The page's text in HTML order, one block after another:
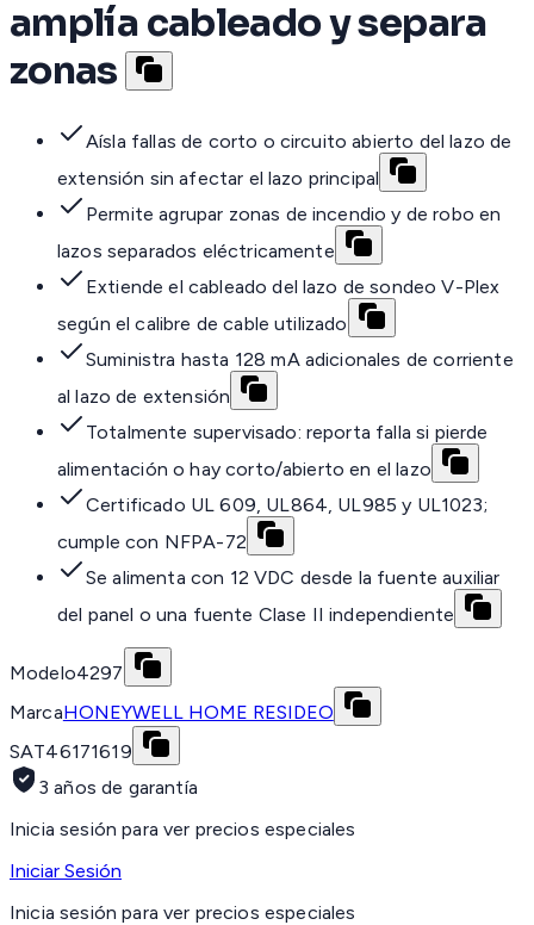
amplía cableado y separa
zonas
Aísla fallas de corto o circuito abierto del lazo de
extensión sin afectar el lazo principal
Permite agrupar zonas de incendio y de robo en
lazos separados eléctricamente
Extiende el cableado del lazo de sondeo V-Plex
según el calibre de cable utilizado
Suministra hasta 128 mA adicionales de corriente
al lazo de extensión
Totalmente supervisado: reporta falla si pierde
alimentación o hay corto/abierto en el lazo
Certificado UL 609, UL864, UL985 y UL1023;
cumple con NFPA-72
Se alimenta con 12 VDC desde la fuente auxiliar
del panel o una fuente Clase II independiente
Modelo4297
MarcaHONEYWELL HOME RESIDEO
SAT46171619
3 años de garantía
Inicia sesión para ver precios especiales
Iniciar Sesión
Inicia sesión para ver precios especiales